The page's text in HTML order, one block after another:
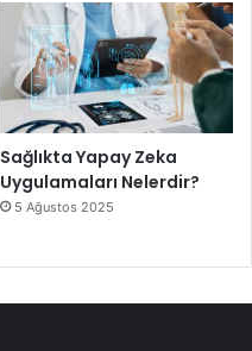
Sağlıkta Yapay Zeka
Uygulamaları Nelerdir?
5 Ağustos 2025